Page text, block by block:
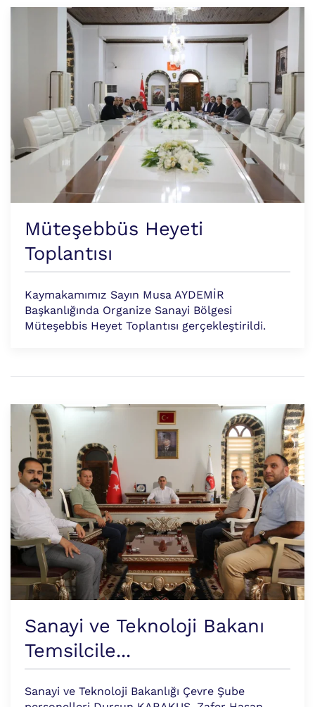
Müteşebbüs Heyeti
Toplantısı
Kaymakamımız Sayın Musa AYDEMİR
Başkanlığında Organize Sanayi Bölgesi
Müteşebbis Heyet Toplantısı gerçekleştirildi.
Sanayi ve Teknoloji Bakanı
Temsilcile...
Sanayi ve Teknoloji Bakanlığı Çevre Şube